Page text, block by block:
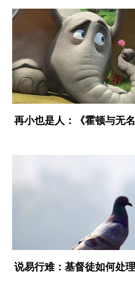
再小也是人：《霍顿与无名
说易行难：基督徒如何处